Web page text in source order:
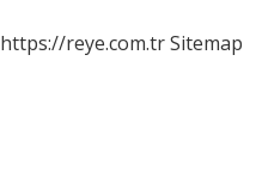
https://reye.com.trSitemap